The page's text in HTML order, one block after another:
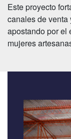
Este proyecto
canales de venta
apostando por el
mujeres